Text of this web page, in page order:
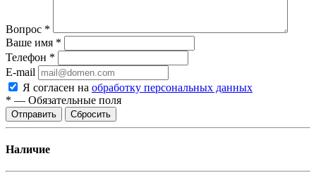
Вопрос *
Ваше имя *
Телефон *
E-mail
Я согласен на обработку персональных данных
* — Обязательные поля
Отправить Сбросить
Наличие